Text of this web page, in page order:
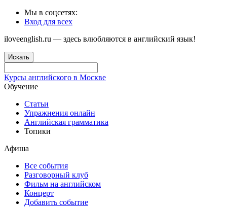
Мы в соцсетях:
Вход для всех
iloveenglish.ru — здесь влюбляются в английский язык!
Искать
Курсы английского в Москве
Обучение
Статьи
Упражнения онлайн
Английская грамматика
Топики
Афиша
Все события
Разговорный клуб
Фильм на английском
Концерт
Добавить событие